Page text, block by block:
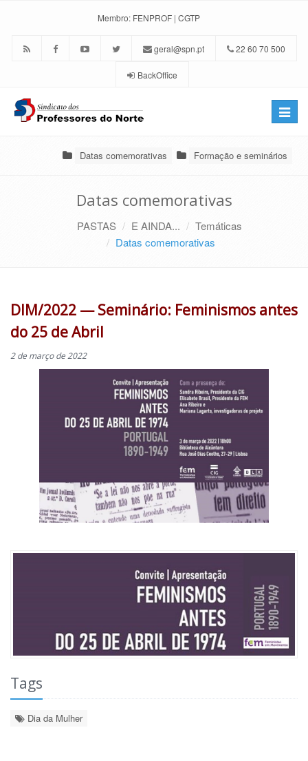
Membro: FENPROF | CGTP
geral@spn.pt 22 60 70 500
BackOffice
Toggle
Datas comemorativas Formação e seminários
Datas comemorativas
PASTAS E AINDA...
Temáticas
Datas comemorativas
DIM/2022 — Seminário: Feminismos antes
do 25 de Abril
2 de março de 2022
Tags
Dia da Mulher